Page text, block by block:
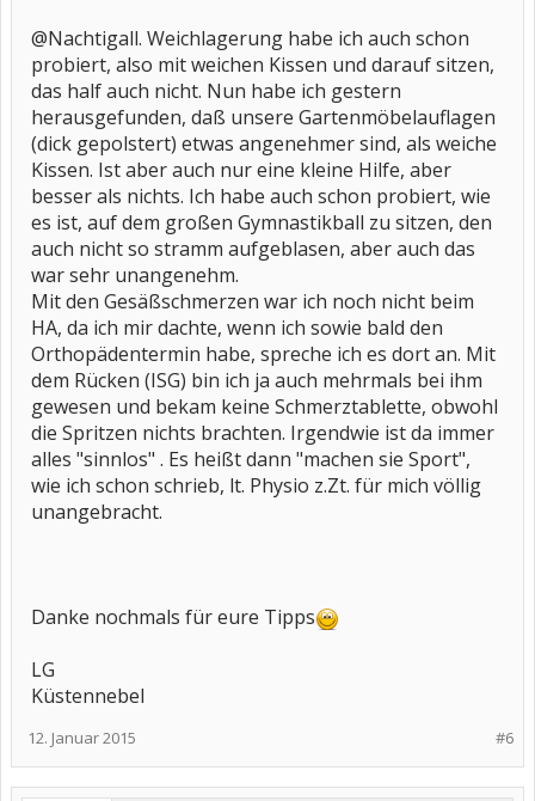
@Nachtigall. Weichlagerung habe ich auch schon
probiert, also mit weichen Kissen und darauf sitzen,
das half auch nicht. Nun habe ich gestern
herausgefunden, daß unsere Gartenmöbelauflagen
(dick gepolstert) etwas angenehmer sind, als weiche
Kissen. Ist aber auch nur eine kleine Hilfe, aber
besser als nichts. Ich habe auch schon probiert, wie
es ist, auf dem großen Gymnastikball zu sitzen, den
auch nicht so stramm aufgeblasen, aber auch das
war sehr unangenehm.
Mit den Gesäßschmerzen war ich noch nicht beim
HA, da ich mir dachte, wenn ich sowie bald den
Orthopädentermin habe, spreche ich es dort an. Mit
dem Rücken (ISG) bin ich ja auch mehrmals bei ihm
gewesen und bekam keine Schmerztablette, obwohl
die Spritzen nichts brachten. Irgendwie ist da immer
alles "sinnlos" . Es heißt dann "machen sie Sport",
wie ich schon schrieb, lt. Physio z.Zt. für mich völlig
unangebracht.
Danke nochmals für eure Tipps
LG
Küstennebel
#6
12. Januar 2015